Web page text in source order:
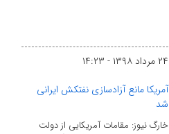
۲۴ مرداد ۱۳۹۸ - ۱۴:۲۳
آمریکا مانع آزادسازی نفتکش ایرانی
شد
خارگ نیوز: مقامات آمریکایی از دولت